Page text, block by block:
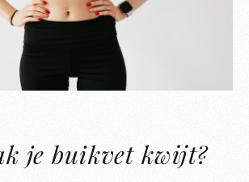
je buikvet kwijt?